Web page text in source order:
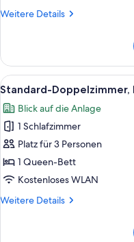
Anlage
Weitere Details
Weitere
Einzelzimmer,
Blick
auf
Anlage
Alle
Fotos
für
Standard-
Doppelzimmer,
Blick
auf
Anlage
2
Standard-Doppelzimmer,
Blick auf die Anlage
1 Schlafzimmer
Platz für 3 Personen
1 Queen-Bett
Kostenloses WLAN
Weitere Details
Weitere